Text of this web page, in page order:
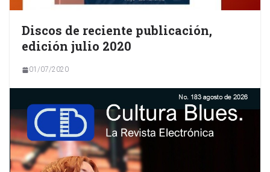
Discos de reciente publicación,
edición julio 2020
01/07/2020